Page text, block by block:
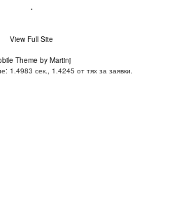
.
View Full Site
Theme by Martinj
1.4983 сек., 1.4245 от тях за заявки.